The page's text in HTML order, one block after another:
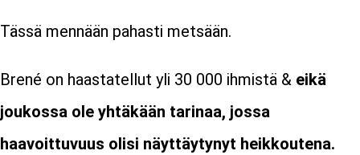
Tässä mennään pahasti metsään.
Brené on haastatellut yli 30 000 ihmistä & eikä
joukossa ole yhtäkään tarinaa, jossa
haavoittuvuus olisi näyttäytynyt heikkoutena.